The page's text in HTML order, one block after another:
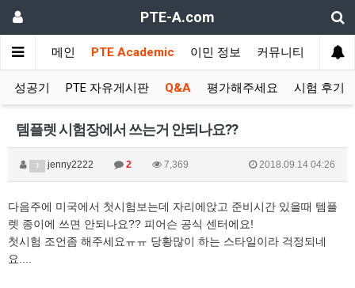
PTE-A.com
메인 PTE Academic 이민 정보 커뮤니티
성공기 PTE 자유게시판 Q&A 평가해주세요 시험 후기
템플렛 시험장에서 쓰는거 안되나요??
3 jenny2222 2 7,369 2018.09.14 04:26
다음주에 미국에서 첫시험보는데 자리에앉고 준비시간 있을때 템플
렛 종이에 쓰면 안되나요?? 피어슨 공식 센터에요!
첫시험 조언좀 해주세요ㅠㅠ 당황많이 하는 스타일이라 걱정되네
요....